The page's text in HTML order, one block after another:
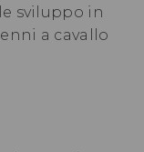
sviluppo in
a cavallo